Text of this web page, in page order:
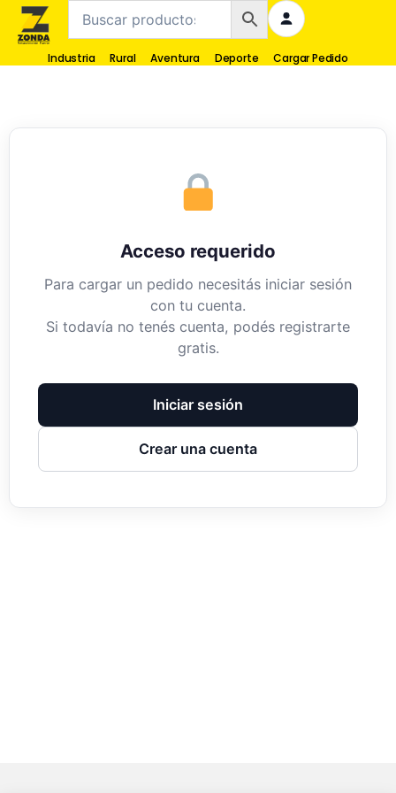
Industria Rural Aventura Deporte Cargar Pedido
Acceso requerido
Para cargar un pedido necesitás iniciar sesión
con tu cuenta.
Si todavía no tenés cuenta, podés registrarte
gratis.
Iniciar sesión
Crear una cuenta